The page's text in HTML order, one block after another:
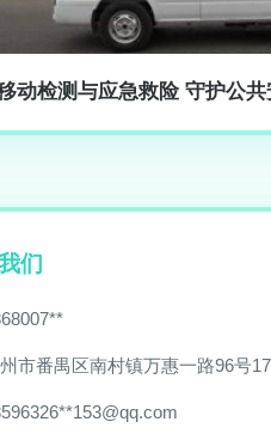
动检测与应急救险 守护公
们
市番禺区南村镇万惠一路96号
153@qq.com